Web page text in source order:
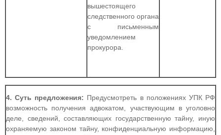
вышестоящего
следственного органа
с письменным
уведомлением
прокурора.
4. Суть предложения: Предусмотреть в положениях УПК РФ
возможность получения адвокатом, участвующим в уголовно
деле, сведений, составляющих государственную тайну, иную
охраняемую законом тайну, конфиденциальную информацию,